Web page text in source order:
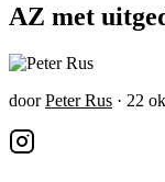
AZ met
door Peter Rus · 22